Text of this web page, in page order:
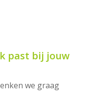
past bij jouw
we graag